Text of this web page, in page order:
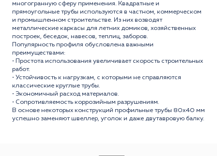
многогранную сферу применения. Квадратные и
прямоугольные трубы используются в частном, коммерческом
и промышленном строительстве. Из них возводят
металлические каркасы для летних домиков, хозяйственных
построек, беседок, навесов, теплиц, заборов.
Популярность профиля обусловлена важными
преимуществами:
• Простота использования увеличивает скорость строительных
работ.
• Устойчивость к нагрузкам, с которыми не справляются
классические круглые трубы.
• Экономичный расход материалов.
• Сопротивляемость коррозийным разрушениям.
В основе некоторых конструкций профильные трубы 80x40 мм
успешно заменяют швеллер, уголок и даже двутавровую балку.